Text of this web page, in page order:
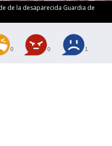
de la desaparecida Guardia de
0 0 1